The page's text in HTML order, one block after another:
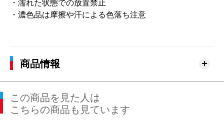
・濡れた状態での放置禁止
・濃色品は摩擦や汗による色落ち注意
商品情報
この商品を見た人は
こちらの商品も見ています